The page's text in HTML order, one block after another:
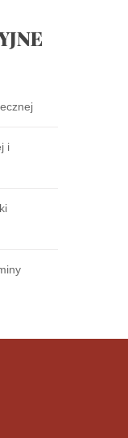
i